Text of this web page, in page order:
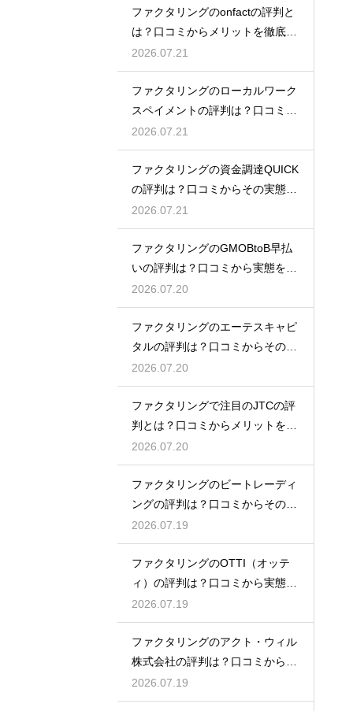
ファクタリングのonfactの評判と
は？口コミからメリットを徹底解
説
2026.07.21
ファクタリングのローカルワーク
スペイメントの評判は？口コミで
実態を解説
2026.07.21
ファクタリングの資金調達QUICK
の評判は？口コミからその実態を
徹底解説
2026.07.21
ファクタリングのGMOBtoB早払
いの評判は？口コミから実態を徹
底解説
2026.07.20
ファクタリングのエーテスキャピ
タルの評判は？口コミからその実
態を徹底解説
2026.07.20
ファクタリングで注目のJTCの評
判とは？口コミからメリットを徹
底解説
2026.07.20
ファクタリングのビートレーディ
ングの評判は？口コミからその実
態を徹底解説
2026.07.19
ファクタリングのOTTI（オッテ
ィ）の評判は？口コミから実態を
徹底解説
2026.07.19
ファクタリングのアクト・ウィル
株式会社の評判は？口コミから実
態を徹底解説
2026.07.19